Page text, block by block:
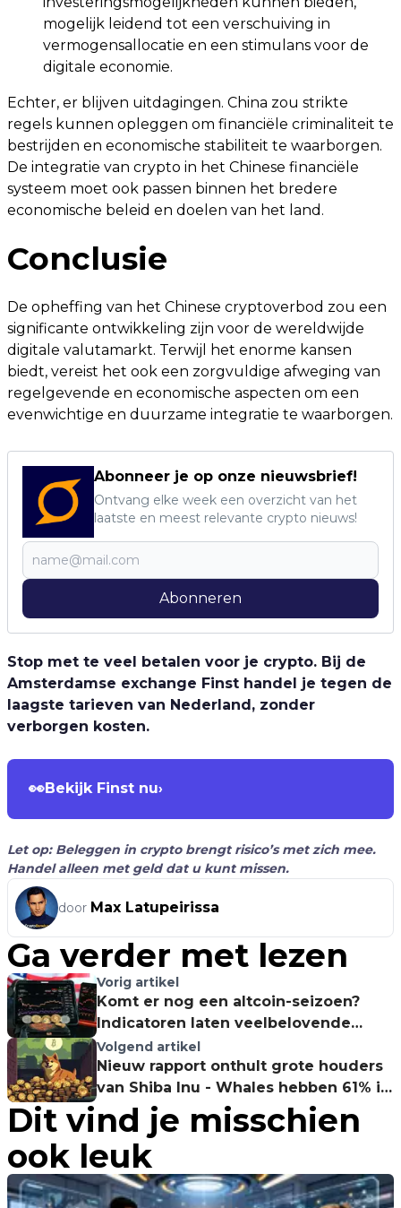
mogelijk leidend tot een verschuiving in
vermogensallocatie en een stimulans voor de
digitale economie.
Echter, er blijven uitdagingen. China zou strikte
regels kunnen opleggen om financiële criminaliteit te
bestrijden en economische stabiliteit te waarborgen.
De integratie van crypto in het Chinese financiële
systeem moet ook passen binnen het bredere
economische beleid en doelen van het land.
Conclusie
De opheffing van het Chinese cryptoverbod zou een
significante ontwikkeling zijn voor de wereldwijde
digitale valutamarkt. Terwijl het enorme kansen
biedt, vereist het ook een zorgvuldige afweging van
regelgevende en economische aspecten om een
evenwichtige en duurzame integratie te waarborgen.
Abonneer je op onze nieuwsbrief!
Ontvang elke week een overzicht van het
laatste en meest relevante crypto nieuws!
Abonneren
Stop met te veel betalen voor je crypto. Bij de
Amsterdamse exchange Finst handel je tegen de
laagste tarieven van Nederland, zonder
verborgen kosten.
👀Bekijk Finst nu›
Let op: Beleggen in crypto brengt risico’s met zich mee.
Handel alleen met geld dat u kunt missen.
door Max Latupeirissa
Ga verder met lezen
Vorig artikel
Komt er nog een altcoin-seizoen?
Indicatoren laten veelbelovende
signalen zien
Volgend artikel
Nieuw rapport onthult grote houders
van Shiba Inu - Whales hebben 61% in
handen!
Dit vind je misschien
ook leuk